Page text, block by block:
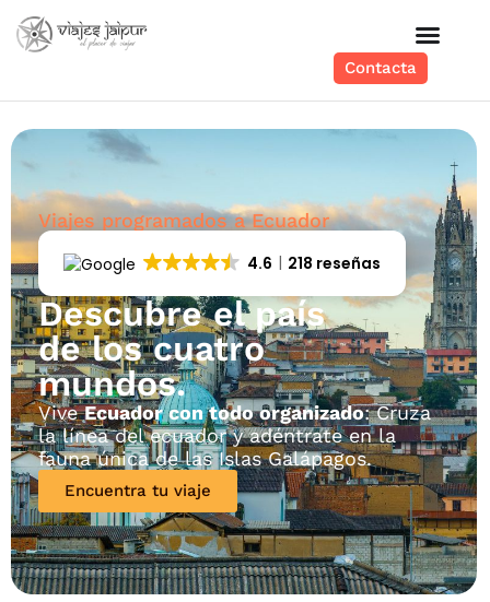
Contacta
Viajes programados a Ecuador
4.6 218 reseñas
Descubre el país
de los cuatro
mundos.
ViveEcuador con todo organizado: Cruza
la línea del ecuador y adéntrate en la
fauna única de las Islas Galápagos.
Encuentra tu viaje